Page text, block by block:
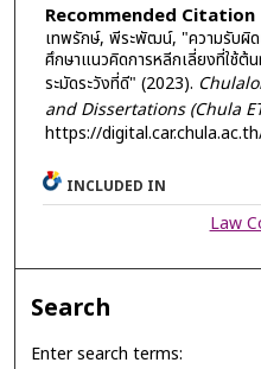
Recommended Citation
เทพรักษ์, พีระพัฒน์, "ความรับผิ
ศึกษาแนวคิดการหลีกเลี่ยงที่ใช้ต้
ระมัดระวังที่ดี" (2023).
and Dissertations (Chula
https://
INCLUDED IN
Law
Search
Enter search terms: